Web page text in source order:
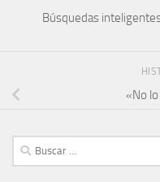
Búsquedas
«No
Buscar: